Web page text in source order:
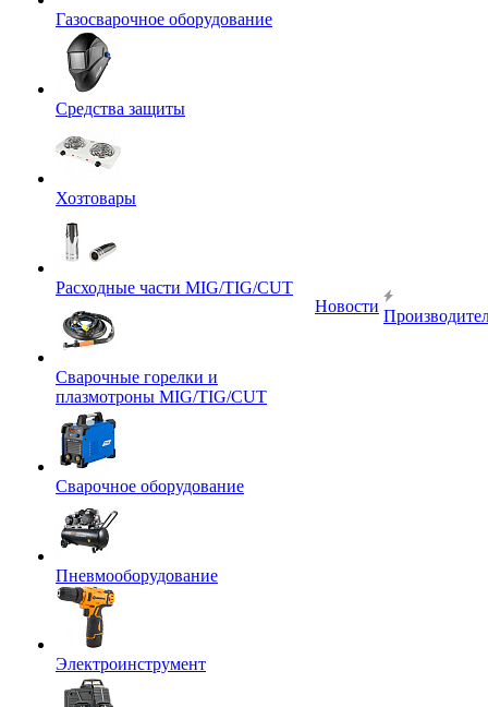
Газосварочное оборудование
Средства защиты
Хозтовары
Расходные части MIG/TIG/CUT
Сварочные горелки и
плазмотроны MIG/TIG/CUT
Сварочное оборудование
Пневмооборудование
Электроинструмент
Новости